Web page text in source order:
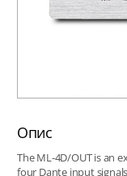
Опис
The ML-4D/OUT is an
four Dante input